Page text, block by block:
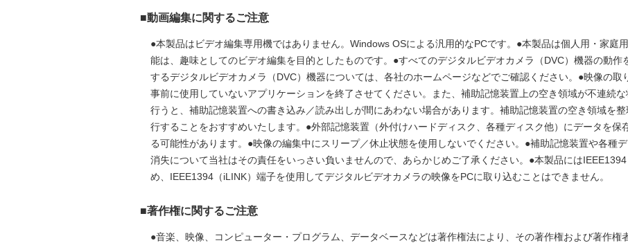
■動画編集に関するご注意
●本製品はビデオ編集専用機ではありません。Windows OSによる汎用的なPCです。●本製品は個人用・家庭
能は、趣味としてのビデオ編集を目的としたものです。●すべてのデジタルビデオカメラ（DVC）機器の動
するデジタルビデオカメラ（DVC）機器については、各社のホームページなどでご確認ください。●映像の取
事前に使用していないアプリケーションを終了させてください。また、補助記憶装置上の空き領域が不連続
行うと、補助記憶装置への書き込み／読み出しが間にあわない場合があります。補助記憶装置の空き領域を
行することをおすすめいたします。●外部記憶装置（外付けハードディスク、各種ディスク他）にデータを保
る可能性があります。●映像の編集中にスリープ／休止状態を使用しないでください。●補助記憶装置や各種
消失について当社はその責任をいっさい負いませんので、あらかじめご了承ください。●本製品には
め、IEEE1394（iLINK）端子を使用してデジタルビデオカメラの映像をPCに取り込むことはできません。
■著作権に関するご注意
●音楽、映像、コンピューター・プログラム、データベースなどは著作権法により、その著作権および著作権